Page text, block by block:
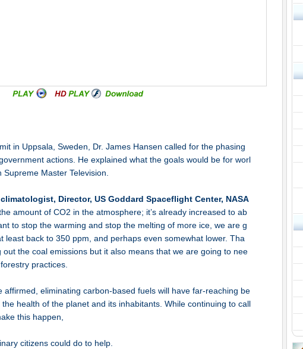
in Uppsala, Sweden, Dr. James Hansen called for the phasing
actions. He explained what the goals would be for worl
Master Television.
Director, US Goddard Spaceflight Center, NASA
amount of CO2 in the atmosphere; it’s already increased to ab
to stop the warming and stop the melting of more ice, we are g
least back to 350 ppm, and perhaps even somewhat lower. Tha
out the coal emissions but it also means that we are going to nee
practices.
affirmed, eliminating carbon-based fuels will have far-reaching be
health of the planet and its inhabitants. While continuing to call
this happen,
citizens could do to help.